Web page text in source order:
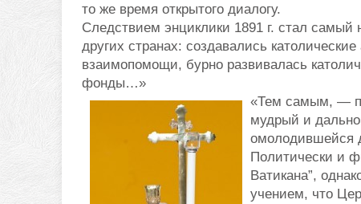
то же время открытого диалогу.
Следствием энциклики 1891 г. стал
других странах: создавались
взаимопомощи, бурно развивалась
фонды…»
«Тем самым, —
мудрый и
омолодившейся
Политически и
Ватикана”,
учением, что